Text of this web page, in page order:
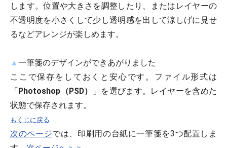
します。位置や大きさを調整したり、またはレイヤーの
不透明度を小さくして少し透明感を出して涼しげに見せ
るなどアレンジが楽しめます。
▲一筆箋のデザインができあがりました
ここで保存をしておくと安心です。ファイル形式は
「Photoshop（PSD）
」を選びます。レイヤーを含めた
状態で保存されます。
もくじに戻る
次のページでは、印刷用の台紙に一筆箋を3つ配置しま